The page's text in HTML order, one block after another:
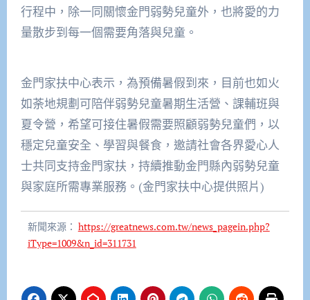
行程中，除一同關懷金門弱勢兒童外，也將愛的力
量散步到每一個需要角落與兒童。
金門家扶中心表示，為預備暑假到來，目前也如火
如荼地規劃可陪伴弱勢兒童暑期生活營、課輔班與
夏令營，希望可接住暑假需要照顧弱勢兒童們，以
穩定兒童安全、學習與餐食，邀請社會各界愛心人
士共同支持金門家扶，持續推動金門縣內弱勢兒童
與家庭所需專業服務。(金門家扶中心提供照片)
新聞來源： https://greatnews.com.tw/news_pagein.php?
iType=1009&n_id=311731